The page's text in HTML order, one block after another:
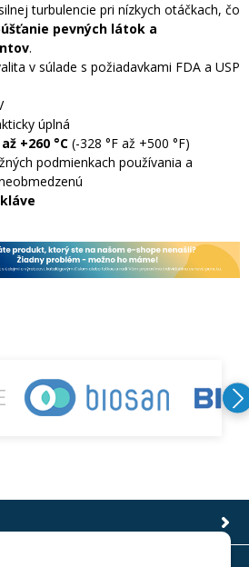
turbulencie pri nízkych otáčkach, čo
pevných látok a
.
v súlade s požiadavkami FDA a USP
úplná
+260 °C (-328 °F až +500 °F)
podmienkach používania a